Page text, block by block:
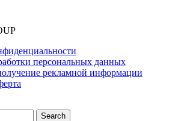
персональных данных
рекламной информации
Search